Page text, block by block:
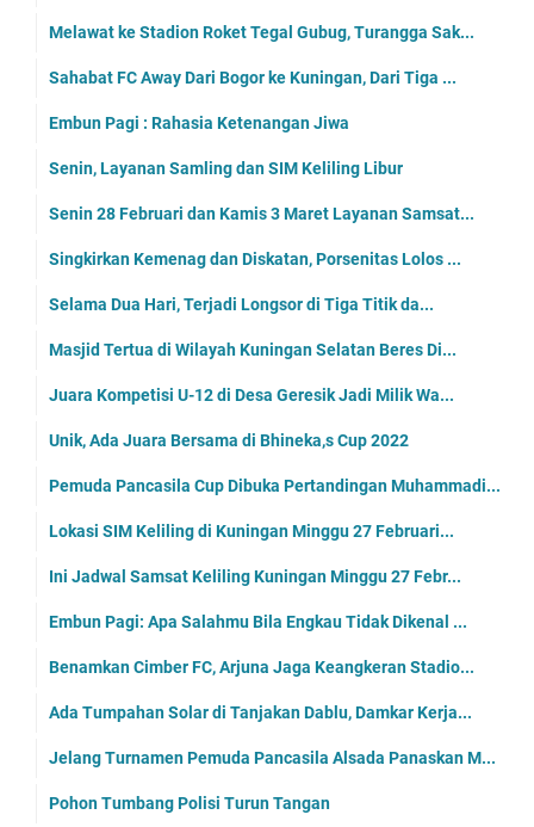
Melawat ke Stadion Roket Tegal Gubug, Turangga Sak...
Sahabat FC Away Dari Bogor ke Kuningan, Dari Tiga ...
Embun Pagi : Rahasia Ketenangan Jiwa
Senin, Layanan Samling dan SIM Keliling Libur
Senin 28 Februari dan Kamis 3 Maret Layanan Samsat...
Singkirkan Kemenag dan Diskatan, Porsenitas Lolos ...
Selama Dua Hari, Terjadi Longsor di Tiga Titik da...
Masjid Tertua di Wilayah Kuningan Selatan Beres Di...
Juara Kompetisi U-12 di Desa Geresik Jadi Milik Wa...
Unik, Ada Juara Bersama di Bhineka,s Cup 2022
Pemuda Pancasila Cup Dibuka Pertandingan Muhammadi...
Lokasi SIM Keliling di Kuningan Minggu 27 Februari...
Ini Jadwal Samsat Keliling Kuningan Minggu 27 Febr...
Embun Pagi: Apa Salahmu Bila Engkau Tidak Dikenal ...
Benamkan Cimber FC, Arjuna Jaga Keangkeran Stadio...
Ada Tumpahan Solar di Tanjakan Dablu, Damkar Kerja...
Jelang Turnamen Pemuda Pancasila Alsada Panaskan M...
Pohon Tumbang Polisi Turun Tangan